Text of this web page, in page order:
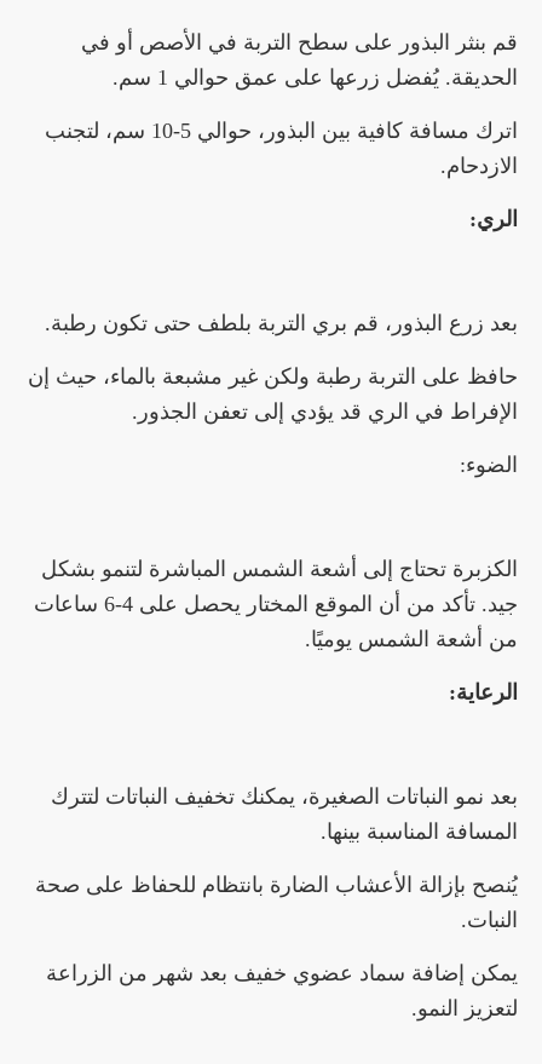
قم بنثر البذور على سطح التربة في الأصص أو في
الحديقة. يُفضل زرعها على عمق حوالي 1 سم.
اترك مسافة كافية بين البذور، حوالي 5-10 سم، لتجنب
الازدحام.
الري:
بعد زرع البذور، قم بري التربة بلطف حتى تكون رطبة.
حافظ على التربة رطبة ولكن غير مشبعة بالماء، حيث إن
الإفراط في الري قد يؤدي إلى تعفن الجذور.
الضوء:
الكزبرة تحتاج إلى أشعة الشمس المباشرة لتنمو بشكل
جيد. تأكد من أن الموقع المختار يحصل على 4-6 ساعات
من أشعة الشمس يوميًا.
الرعاية:
بعد نمو النباتات الصغيرة، يمكنك تخفيف النباتات لتترك
المسافة المناسبة بينها.
يُنصح بإزالة الأعشاب الضارة بانتظام للحفاظ على صحة
النبات.
يمكن إضافة سماد عضوي خفيف بعد شهر من الزراعة
لتعزيز النمو.